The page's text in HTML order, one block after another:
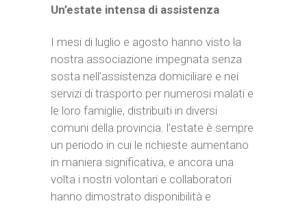
Un’estate intensa di assistenza
I mesi di luglio e agosto hanno visto la
nostra associazione impegnata senza
sosta nell’assistenza domiciliare e nei
servizi di trasporto per numerosi malati e
le loro famiglie, distribuiti in diversi
comuni della provincia. l’estate è sempre
un periodo in cui le richieste aumentano
in maniera significativa, e ancora una
volta i nostri volontari e collaboratori
hanno dimostrato disponibilità e